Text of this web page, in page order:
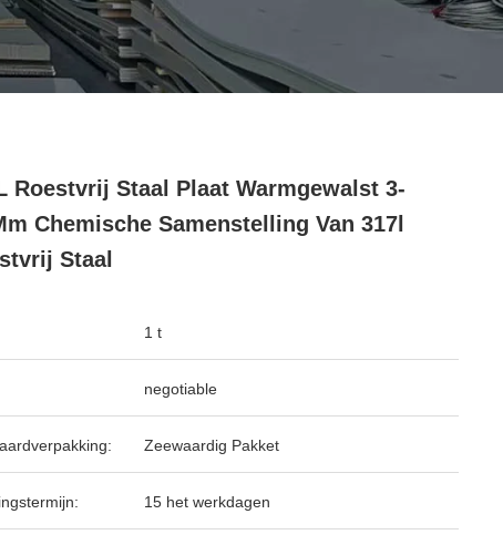
Roestvrij Staal Plaat Warmgewalst 3-
Chemische Samenstelling Van 317l
Staal
1 t
negotiable
Zeewaardig Pakket
15 het werkdagen